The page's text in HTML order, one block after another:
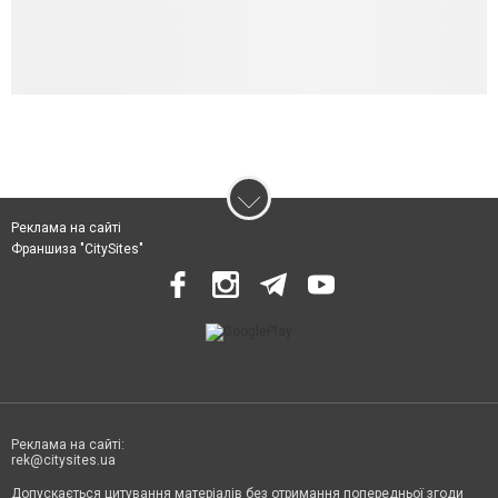
Реклама на сайті
Франшиза "CitySites"
Реклама на сайті:
rek@citysites.ua
Допускається цитування матеріалів без отримання попередньої згоди